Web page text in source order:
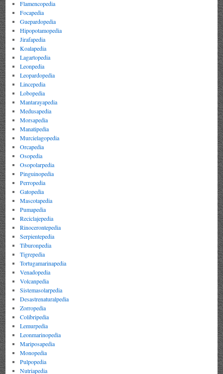
Flamencopedia
Focapedia
Guepardopedia
Hipopotamopedia
Jirafapedia
Koalapedia
Lagartopedia
Leonpedia
Leopardopedia
Lincepedia
Lobopedia
Mantarayapedia
Medusapedia
Morsapedia
Manatipedia
Murcielagopedia
Orcapedia
Osopedia
Osopolarpedia
Pinguinopedia
Perropedia
Gatopedia
Mascotapedia
Pumapedia
Reciclajepedia
Rinocerontepedia
Serpientepedia
Tiburonpedia
Tigrepedia
Tortugamarinapedia
Venadopedia
Volcanpedia
Sistemasolarpedia
Desastrenaturalpedia
Zorropedia
Colibripedia
Lemurpedia
Leonmarinopedia
Mariposapedia
Monopedia
Pulpopedia
Nutriapedia